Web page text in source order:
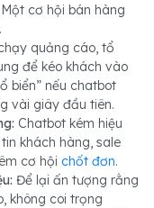
cơ hội bán hàng
quảng cáo, tổ
để kéo khách vào
biển” nếu chatbot
vài giây đầu tiên.
Chatbot kém hiệu
khách hàng, sale
cơ hội chốt đơn.
Để lại ấn tượng rằng
không coi trọng